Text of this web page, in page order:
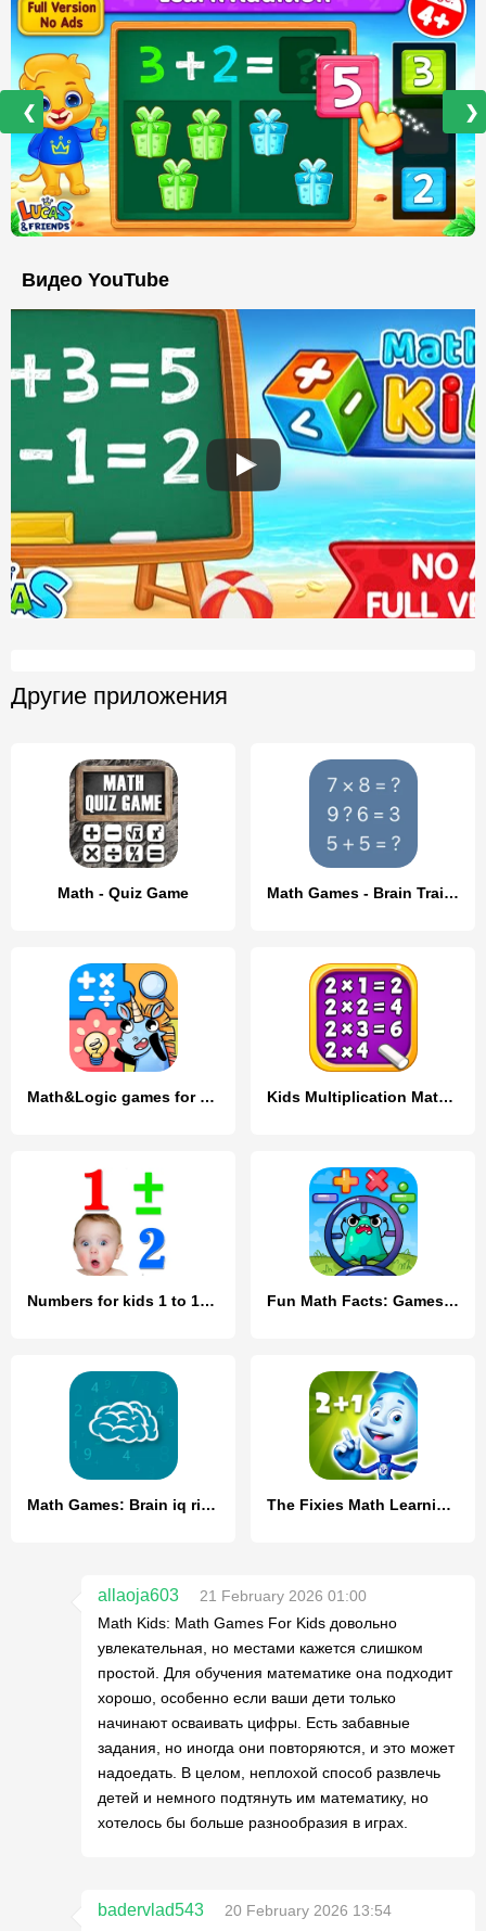
❮ ❯
Видео YouTube
Другие приложения
Math - Quiz Game Math Games - Brain Training
Math&Logic games for kids Kids Multiplication Math Games
Numbers for kids 1 to 10 Math Fun Math Facts: Games for Kids
Math Games: Brain iq riddles The Fixies Math Learning Games
allaoja603
21 February 2026 01:00
Math Kids: Math Games For Kids довольно
увлекательная, но местами кажется слишком
простой. Для обучения математике она подходит
хорошо, особенно если ваши дети только
начинают осваивать цифры. Есть забавные
задания, но иногда они повторяются, и это может
надоедать. В целом, неплохой способ развлечь
детей и немного подтянуть им математику, но
хотелось бы больше разнообразия в играх.
badervlad543
20 February 2026 13:54